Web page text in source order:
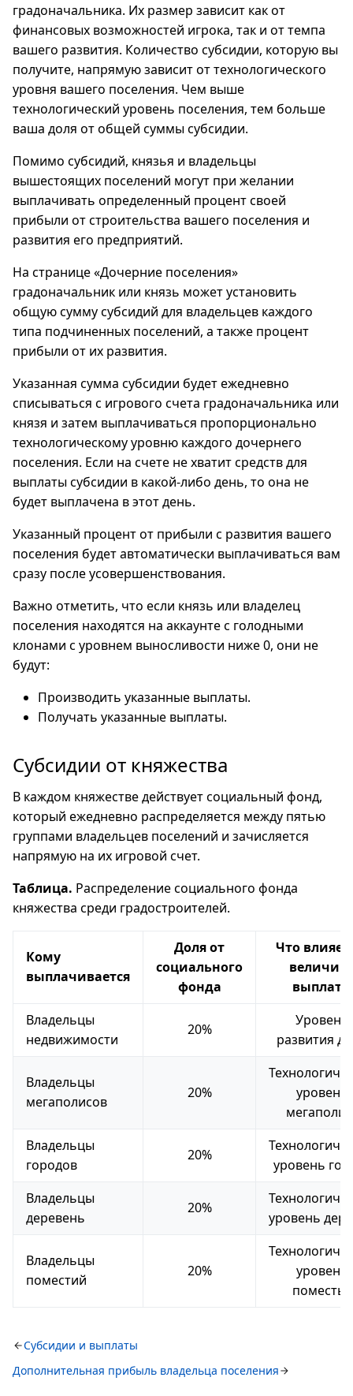
градоначальника. Их размер зависит как от
финансовых возможностей игрока, так и от темпа
вашего развития. Количество субсидии, которую вы
получите, напрямую зависит от технологического
уровня вашего поселения. Чем выше
технологический уровень поселения, тем больше
ваша доля от общей суммы субсидии.
Помимо субсидий, князья и владельцы
вышестоящих поселений могут при желании
выплачивать определенный процент своей
прибыли от строительства вашего поселения и
развития его предприятий.
На странице «Дочерние поселения»
градоначальник или князь может установить
общую сумму субсидий для владельцев каждого
типа подчиненных поселений, а также процент
прибыли от их развития.
Указанная сумма субсидии будет ежедневно
списываться с игрового счета градоначальника или
князя и затем выплачиваться пропорционально
технологическому уровню каждого дочернего
поселения. Если на счете не хватит средств для
выплаты субсидии в какой-либо день, то она не
будет выплачена в этот день.
Указанный процент от прибыли с развития вашего
поселения будет автоматически выплачиваться вам
сразу после усовершенствования.
Важно отметить, что если князь или владелец
поселения находятся на аккаунте с голодными
клонами с уровнем выносливости ниже 0, они не
будут:
Производить указанные выплаты.
Получать указанные выплаты.
Субсидии от княжества
В каждом княжестве действует социальный фонд,
который ежедневно распределяется между пятью
группами владельцев поселений и зачисляется
напрямую на их игровой счет.
Таблица. Распределение социального фонда
княжества среди градостроителей.
Кому
выплачивается
Доля от
социального
фонда
Что влияет
выплаты
Владельцы
недвижимости
20%
Уровень
развития
Владельцы
мегаполисов
20%
уровень
Владельцы
городов
20%
уровень
Владельцы
деревень
20%
уровень
Владельцы
поместий
20%
уровень
поместья
Субсидии и выплаты
Дополнительная прибыль владельца поселения